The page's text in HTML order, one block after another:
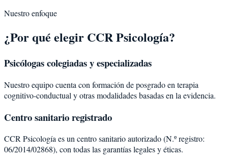
Nuestro enfoque
¿Por qué elegir CCR Psicología?
Psicólogas colegiadas y especializadas
Nuestro equipo cuenta con formación de posgrado en terapia
cognitivo-conductual y otras modalidades basadas en la evidencia.
Centro sanitario registrado
CCR Psicología es un centro sanitario autorizado (N.º registro:
06/2014/02868), con todas las garantías legales y éticas.